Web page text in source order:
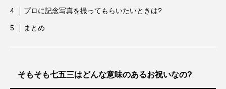
プロに記念写真を撮ってもらいたいときは?
まとめ
そもそも七五三はどんな意味のあるお祝いなの?